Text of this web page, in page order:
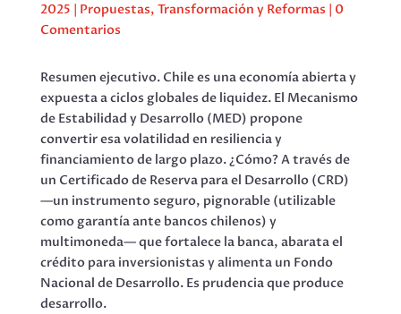
2025
Propuestas, Transformación y Reformas
0
Comentarios
Resumen ejecutivo. Chile es una economía abierta y
expuesta a ciclos globales de liquidez. El Mecanismo
de Estabilidad y Desarrollo (MED) propone
convertir esa volatilidad en resiliencia y
financiamiento de largo plazo. ¿Cómo? A través de
un Certificado de Reserva para el Desarrollo (CRD)
—un instrumento seguro, pignorable (utilizable
como garantía ante bancos chilenos) y
multimoneda— que fortalece la banca, abarata el
crédito para inversionistas y alimenta un Fondo
Nacional de Desarrollo. Es prudencia que produce
desarrollo.